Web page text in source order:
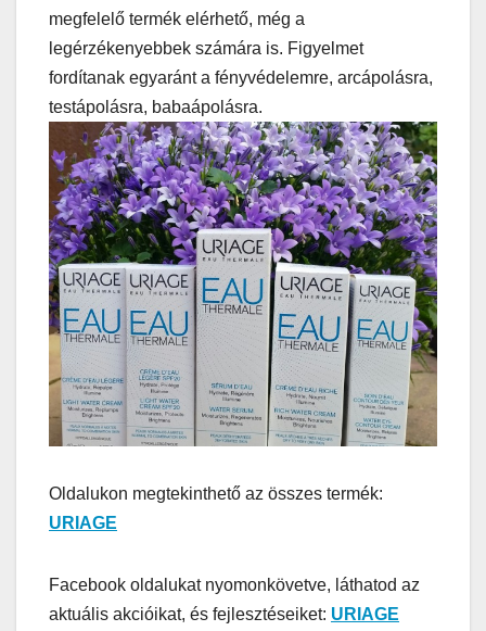
megfelelő termék elérhető, még a
legérzékenyebbek számára is. Figyelmet
fordítanak egyaránt a fényvédelemre, arcápolásra,
testápolásra, babaápolásra.
Oldalukon megtekinthető az összes termék:
URIAGE
Facebook oldalukat nyomonkövetve, láthatod az
aktuális akcióikat, és fejlesztéseiket: URIAGE